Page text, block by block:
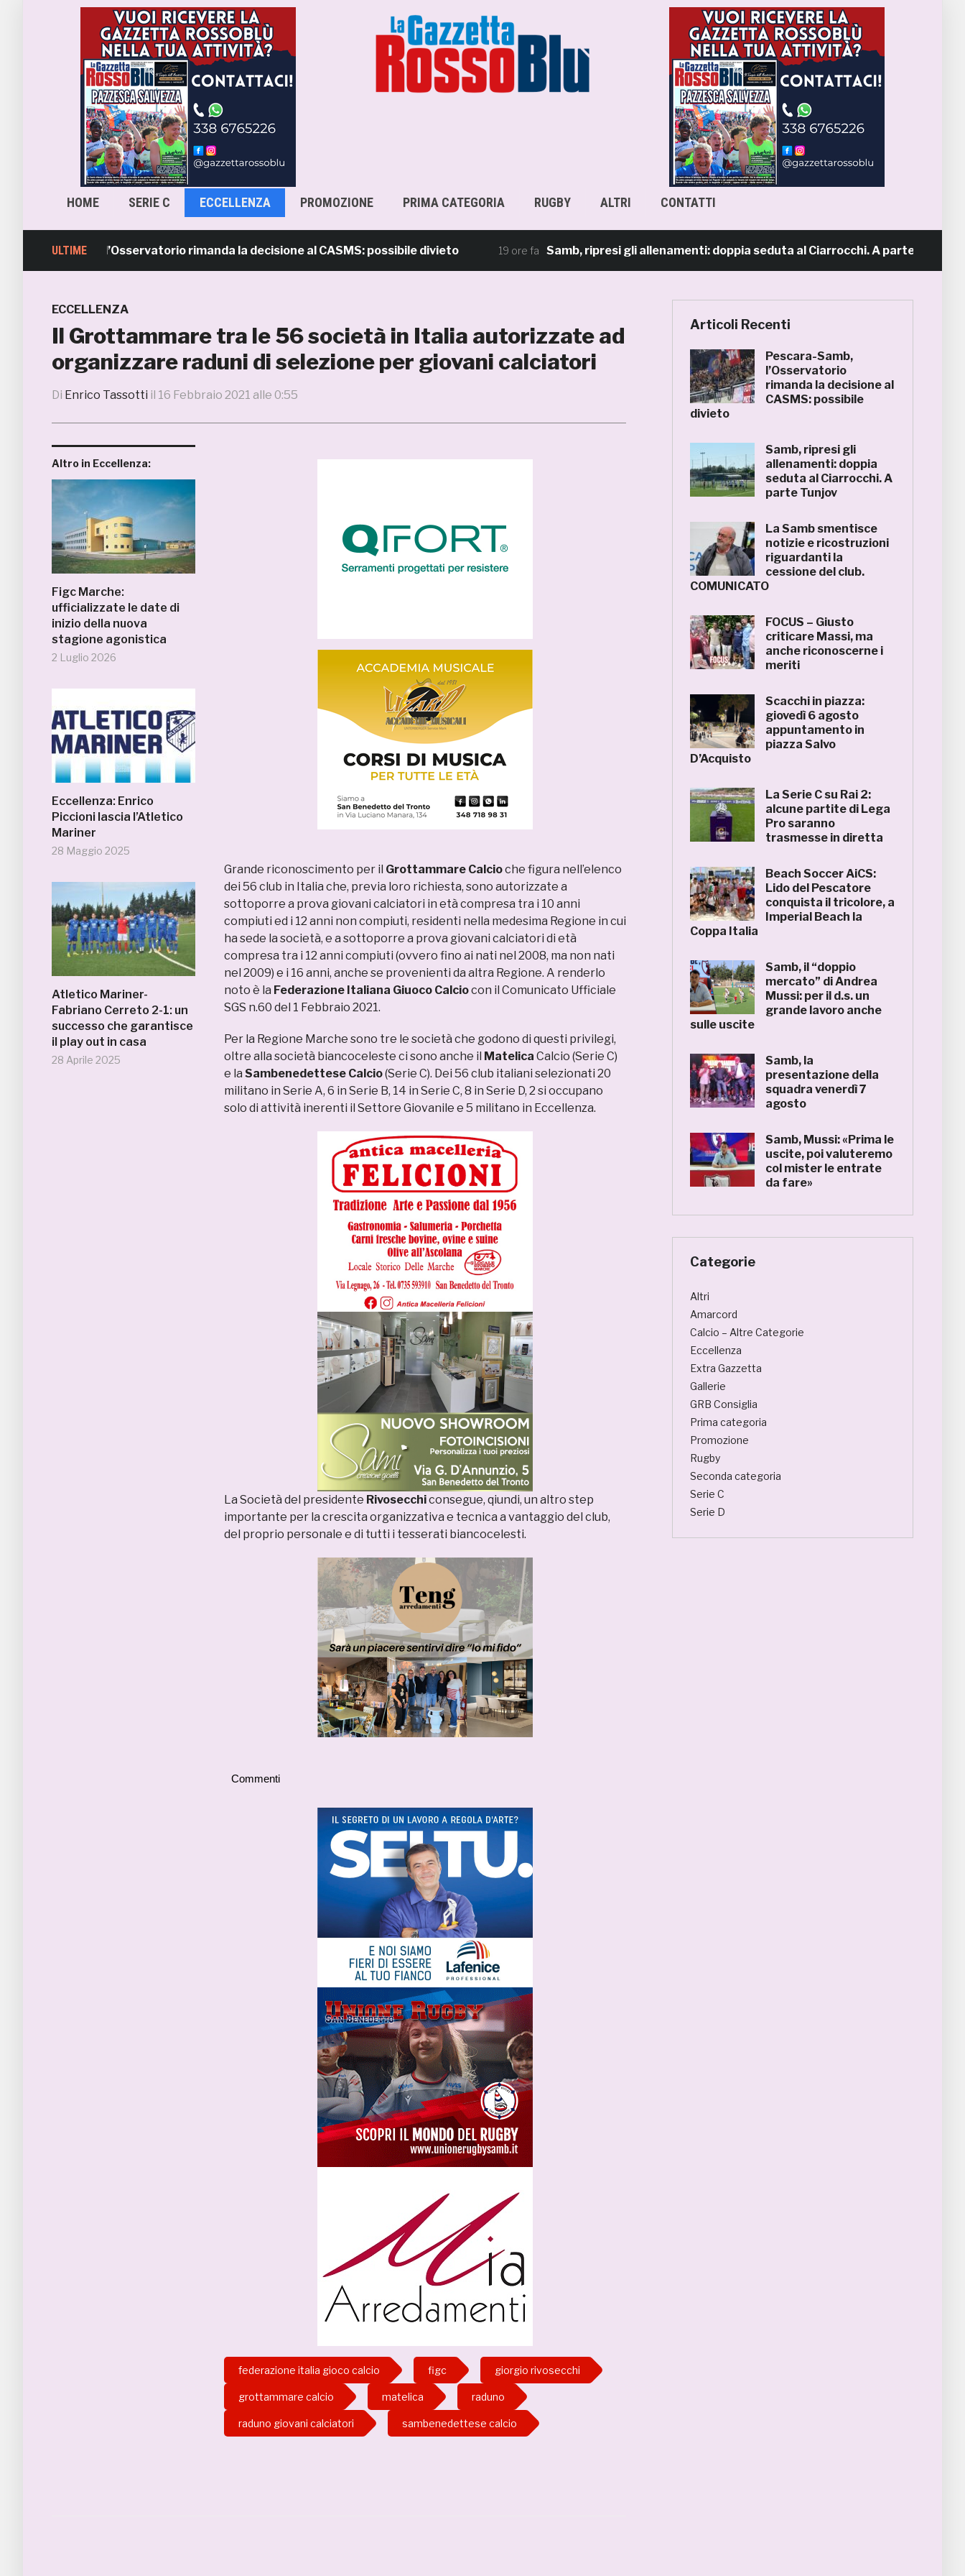
HOME SERIE C ECCELLENZA PROMOZIONE PRIMA CATEGORIA RUGBY ALTRI CONTATTI
ULTIME
Samb, l’Osservatorio rimanda la decisione al CASMS: possibile divieto 19 ore fa Samb, ripresi gli allenamenti: doppia seduta al Ciarrocchi. A parte Tunjov
ECCELLENZA
Il Grottammare tra le 56 società in Italia autorizzate ad
organizzare raduni di selezione per giovani calciatori
Di Enrico Tassotti il 16 Febbraio 2021 alle 0:55
Altro in Eccellenza:
Figc Marche:
ufficializzate le date di
inizio della nuova
stagione agonistica
2 Luglio 2026
Eccellenza: Enrico
Piccioni lascia l’Atletico
Mariner
28 Maggio 2025
Atletico Mariner-
Fabriano Cerreto 2-1: un
successo che garantisce
il play out in casa
28 Aprile 2025
Grande riconoscimento per il Grottammare Calcioche figura nell’elenco
dei 56 club in Italia che, previa loro richiesta, sono autorizzate a
sottoporre a prova giovani calciatori in età compresa tra i 10 anni
compiuti ed i 12 anni non compiuti, residenti nella medesima Regione in cui
ha sede la società, e a sottoporre a prova giovani calciatori di età
compresa tra i 12 anni compiuti (ovvero fino ai nati nel 2008, ma non nati
nel 2009) e i 16 anni, anche se provenienti da altra Regione. A renderlo
noto è la Federazione Italiana Giuoco Calciocon il Comunicato Ufficiale
SGS n.60 del 1 Febbraio 2021.
Per la Regione Marche sono tre le società che godono di questi privilegi,
oltre alla società biancoceleste ci sono anche il Matelica Calcio (Serie C)
e la Sambenedettese Calcio(Serie C). Dei 56 club italiani selezionati 20
militano in Serie A, 6 in Serie B, 14 in Serie C, 8 in Serie D, 2 si occupano
solo di attività inerenti il Settore Giovanile e 5 militano in Eccellenza.
La Società del presidente Rivosecchiconsegue, qiundi, un altro step
importante per la crescita organizzativa e tecnica a vantaggio del club,
del proprio personale e di tutti i tesserati biancocelesti.
Commenti
federazione italia gioco calcio figc giorgio rivosecchi
grottammare calcio matelica raduno
raduno giovani calciatori sambenedettese calcio
Articoli Recenti
Pescara-Samb,
l’Osservatorio
rimanda la decisione al
CASMS: possibile
divieto
Samb, ripresi gli
allenamenti: doppia
seduta al Ciarrocchi. A
parte Tunjov
La Samb smentisce
notizie e ricostruzioni
riguardanti la
cessione del club.
COMUNICATO
FOCUS – Giusto
criticare Massi, ma
anche riconoscerne i
meriti
Scacchi in piazza:
giovedì 6 agosto
appuntamento in
piazza Salvo
D’Acquisto
La Serie C su Rai 2:
alcune partite di Lega
Pro saranno
trasmesse in diretta
Beach Soccer AiCS:
Lido del Pescatore
conquista il tricolore, a
Imperial Beach la
Coppa Italia
Samb, il “doppio
mercato” di Andrea
Mussi: per il d.s. un
grande lavoro anche
sulle uscite
Samb, la
presentazione della
squadra venerdì 7
agosto
Samb, Mussi: «Prima le
uscite, poi valuteremo
col mister le entrate
da fare»
Categorie
Altri
Amarcord
Calcio – Altre Categorie
Eccellenza
Extra Gazzetta
Gallerie
GRB Consiglia
Prima categoria
Promozione
Rugby
Seconda categoria
Serie C
Serie D